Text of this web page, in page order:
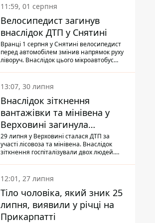
11:59, 01 серпня
Велосипедист загинув
внаслідок ДТП у Снятині
Вранці 1 серпня у Снятині велосипедист
перед автомобілем змінив напрямок руху
ліворуч. Внаслідок цього мікроавтобус
13:07, 30 липня
Внаслідок зіткнення
вантажівки та мінівена у
Верховині загинула
пасажирка, водійка - у
лікарні
29 липня у Верховині сталася ДТП за
участі лісовоза та мінівена. Внаслідок
зіткнення госпіталізували двох людей.
Також травми отримала водійка
автомобіля.
12:01, 27 липня
Тіло чоловіка, який зник 25
липня, виявили у річці на
Прикарпатті